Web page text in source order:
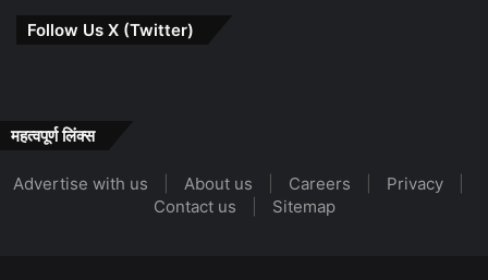
Follow Us X (Twitter)
महत्वपूर्ण लिंक्स
Advertise with us About us Careers Privacy
Contact us
Sitemap